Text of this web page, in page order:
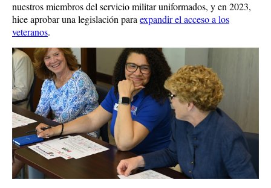
nuestros miembros del servicio militar uniformados, y en 2023,
hice aprobar una legislación para expandir el acceso a los
veteranos.